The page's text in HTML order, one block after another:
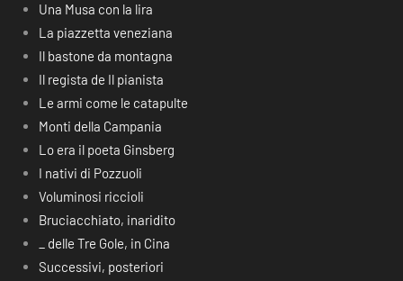
Una Musa con la lira
La piazzetta veneziana
Il bastone da montagna
Il regista de Il pianista
Le armi come le catapulte
Monti della Campania
Lo era il poeta Ginsberg
I nativi di Pozzuoli
Voluminosi riccioli
Bruciacchiato, inaridito
_ delle Tre Gole, in Cina
Successivi, posteriori